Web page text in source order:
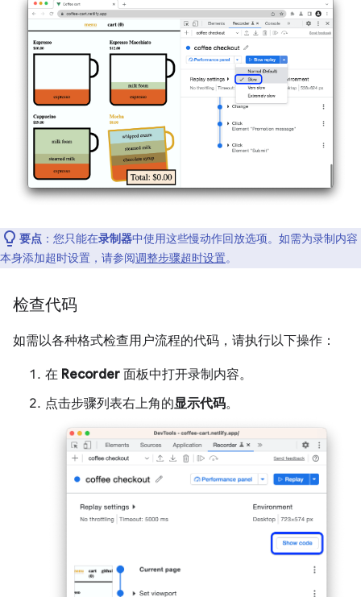
要点 ：您只能在录制器中使用这些慢动作回放选项。如需为录制内容
本身添加超时设置，请参阅调整步骤超时设置。
检查代码
如需以各种格式检查用户流程的代码，请执行以下操作：
在 Recorder 面板中打开录制内容。
点击步骤列表右上角的显示代码。